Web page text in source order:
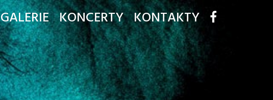
GALERIE KONCERTY KONTAKTY